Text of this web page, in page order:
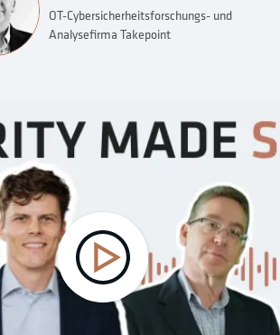
OT-Cybersicherheitsforschungs- und
Analysefirma Takepoint